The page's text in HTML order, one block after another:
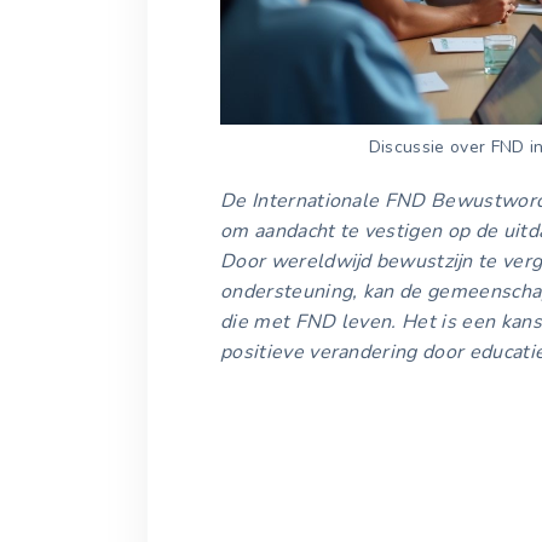
Discussie over FND
De Internationale FND
om aandacht te vestigen op de
Door wereldwijd bewustzijn te
ondersteuning, kan de
die met FND leven. Het is een
positieve verandering door